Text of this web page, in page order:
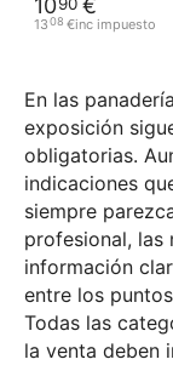
En las
exposición
obligatorias.
indicaciones
siempre
profesional, las
información
entre los
Todas las
la venta deben
10 €
1308 €inc impuesto